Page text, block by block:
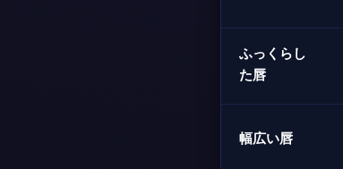
ふっくらし
た唇
幅広い唇